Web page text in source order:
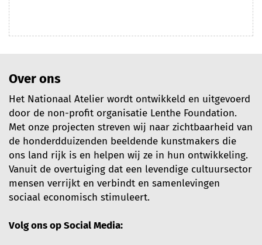
Over ons
Het Nationaal Atelier wordt ontwikkeld en uitgevoerd
door de non-profit organisatie Lenthe Foundation.
Met onze projecten streven wij naar zichtbaarheid van
de honderdduizenden beeldende kunstmakers die
ons land rijk is en helpen wij ze in hun ontwikkeling.
Vanuit de overtuiging dat een levendige cultuursector
mensen verrijkt en verbindt en samenlevingen
sociaal economisch stimuleert.
Volg ons op Social Media: